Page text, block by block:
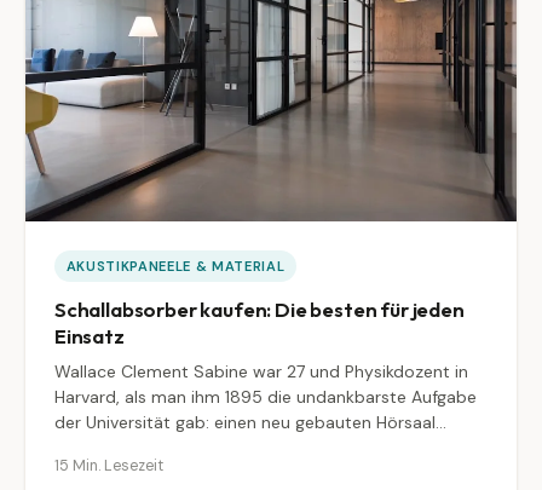
AKUSTIKPANEELE & MATERIAL
Schallabsorber kaufen: Die besten für jeden
Einsatz
Wallace Clement Sabine war 27 und Physikdozent in
Harvard, als man ihm 1895 die undankbarste Aufgabe
der Universität gab: einen neu gebauten Hörsaal...
15 Min. Lesezeit